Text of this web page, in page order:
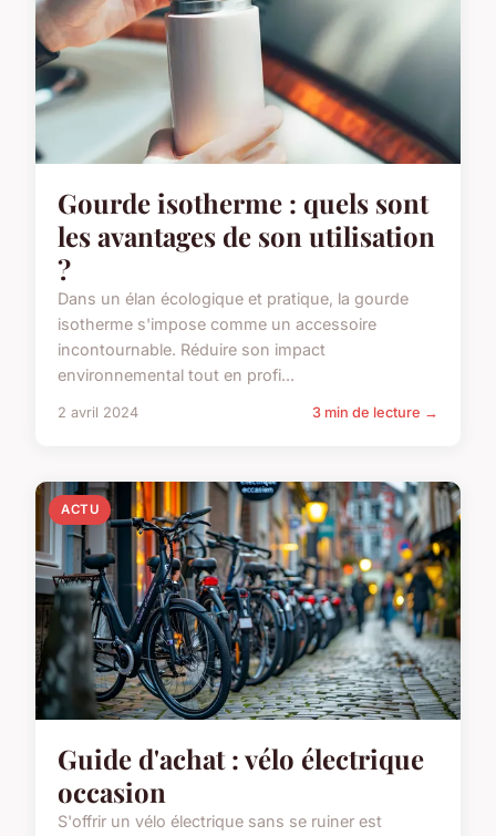
Gourde isotherme : quels sont
les avantages de son utilisation
?
Dans un élan écologique et pratique, la gourde
isotherme s'impose comme un accessoire
incontournable. Réduire son impact
environnemental tout en profi...
2 avril 2024 3 min de lecture →
ACTU
Guide d'achat : vélo électrique
occasion
S'offrir un vélo électrique sans se ruiner est